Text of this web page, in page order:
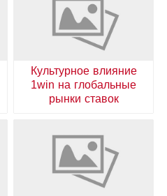
Культурное влияние
1win на глобальные
рынки ставок